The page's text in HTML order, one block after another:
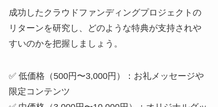
成功したクラウドファンディングプロジェクトの
リターンを研究し、どのような特典が支持されや
すいのかを把握しましょう。
✅ 低価格（500円〜3,000円）：お礼メッセージや
限定コンテンツ